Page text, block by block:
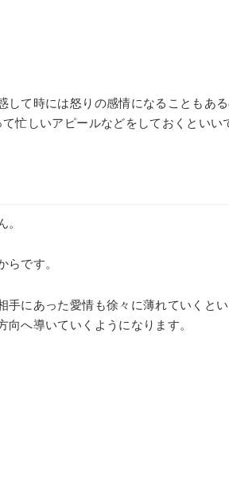
て時には怒りの感情になることもあ
忙しいアピールなどをしておくといい
。
です。
にあった愛情も徐々に薄れていくと
へ導いていくようになります。